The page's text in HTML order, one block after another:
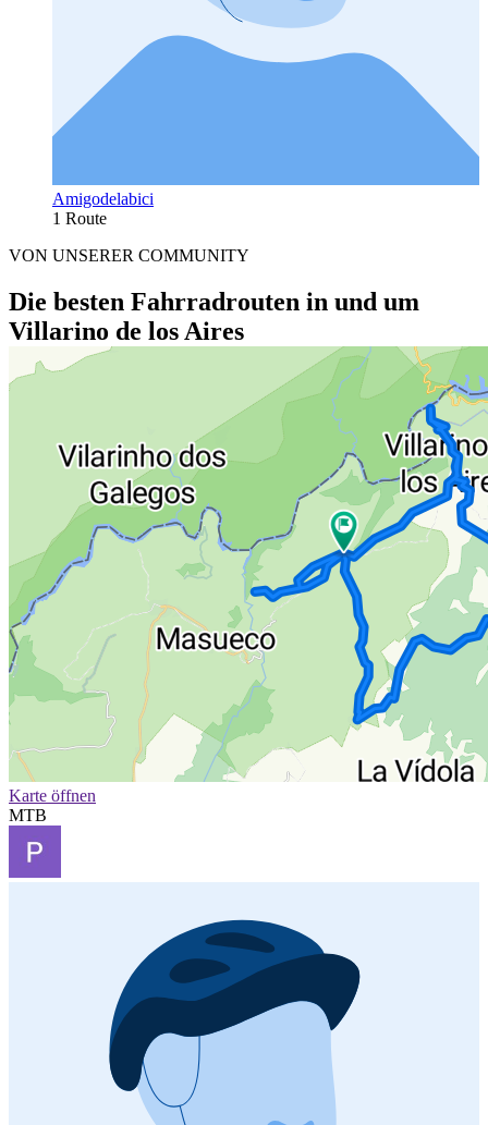
Amigodelabici
1 Route
VON UNSERER COMMUNITY
Die besten Fahrradrouten in und um
Villarino de los Aires
Karte öffnen
MTB